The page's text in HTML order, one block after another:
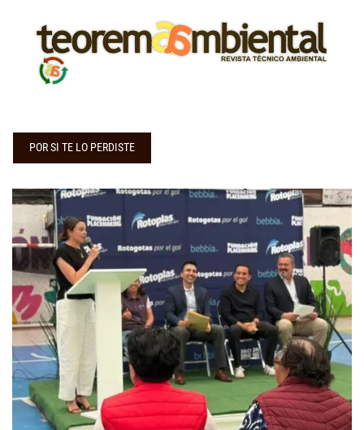
POR SI TE LO PERDISTE